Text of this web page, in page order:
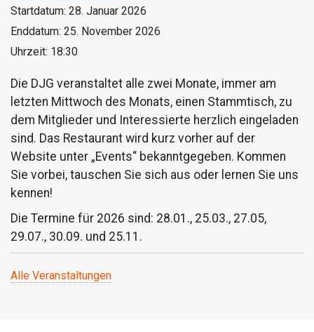
Startdatum: 28. Januar 2026
Enddatum: 25. November 2026
Uhrzeit: 18:30
Die DJG veranstaltet alle zwei Monate, immer am
letzten Mittwoch des Monats, einen Stammtisch, zu
dem Mitglieder und Interessierte herzlich eingeladen
sind. Das Restaurant wird kurz vorher auf der
Website unter „Events“ bekanntgegeben. Kommen
Sie vorbei, tauschen Sie sich aus oder lernen Sie uns
kennen!
Die Termine für 2026 sind: 28.01., 25.03., 27.05,
29.07., 30.09. und 25.11.
Alle Veranstaltungen